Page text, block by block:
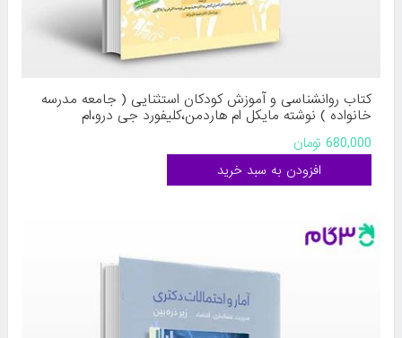
کتاب روانشناسی و آموزش کودکان استثنایی ( جامعه مدرسه
خانواده ) نوشته مایکل ام هاردمن،کلیفورد جی درو،ام
وینستون اگن ترجمه ی حمید علیزاده،کامران گنجی،مجید
یوسفی لویه،فریبا یاد از دانژه
680,000 تومان